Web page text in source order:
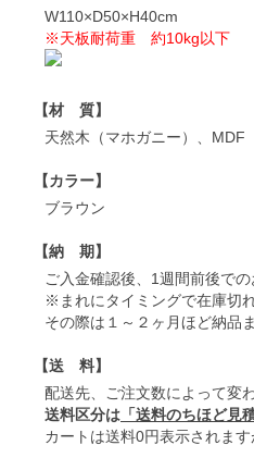
W110×D50×H40cm
※天板耐荷重 約10kg以下
【材 質】
天然木（マホガニー）、MDF
【カラー】
ブラウン
【納 期】
ご入金確認後、1週間前後での
※まれにタイミングで在庫切
その際は１～２ヶ月ほど納品
【送 料】
配送先、ご注文数によって変
送料区分は 「送料のちほど見
カートは送料0円表示されま